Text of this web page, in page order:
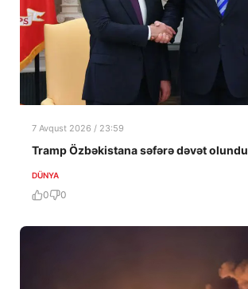
7 Avqust 2026 / 23:59
Tramp Özbəkistana səfərə dəvət olundu
DÜNYA
0 0